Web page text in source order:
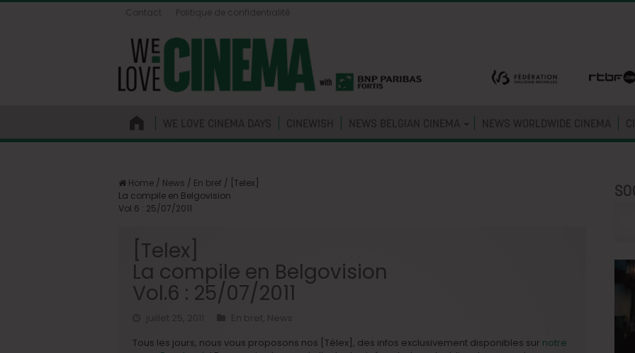
Contact Politique de confidentialité
WE LOVE CINEMA DAYS CINEWISH NEWS BELGIAN CINEMA NEWS WORLDWIDE CINEMA
Home / News / En bref / [Telex]
La compile en Belgovision
Vol.6 : 25/07/2011
[Telex]
La compile en Belgovision
Vol.6 : 25/07/2011
En bref News
Tous les jours, nous vous proposons nos [Télex], des infos exclusivement disponibles sur notre